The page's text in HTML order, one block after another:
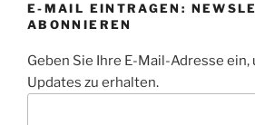
E-MAIL EINTRAGEN:
ABONNIEREN
Geben Sie Ihre E-Mail-Adresse
Updates zu erhalten.